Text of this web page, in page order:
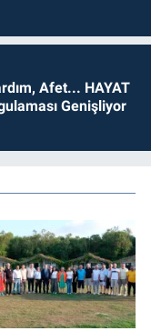
Afet... HAYAT
Genişliyor